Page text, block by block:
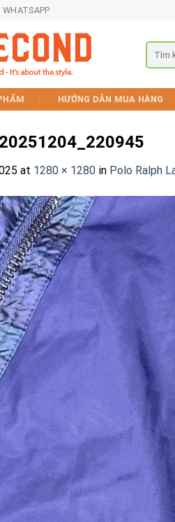
WHATSAPP
HƯỚNG DẪN MUA HÀNG
at 1280 × 1280 in Polo Ralph